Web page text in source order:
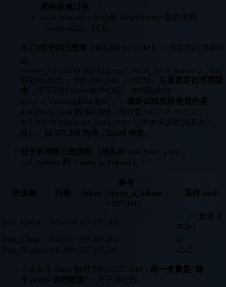
= 从全量 MegaScience 随机采样
⚠️ 口径冲突已澄清（507.3M vs 555M）：
旧文档与早期草
veomni_sft/data/full/output/expA_data_summary.json
budget = 555,039,316 （≈555M）是 被废弃的早期版
（用不同的 token 统计口径、未用最终的
最终训练实际使用的是
（其行数 621,518 / 622,277 /
645,060 与 state
expA_data_HDFS
记录的实训数据完全一
致）。
以 507.3M 为准，555M 作废。
对齐后最终三数据集（核实自 manifest.json ，
qwen_n_tokens ）：
数据集
参考
token（qwen_n_tokens，
≈507.3M）
采样 seed
507,297,565
—（= 预算 B
本身）
622,277 507,296,294
42
507,297,541 4242
三者参考 token 数对齐到 ≈507.30M，
唯一变量是"哪
个 proxy 选的数据"
，可干净比较。